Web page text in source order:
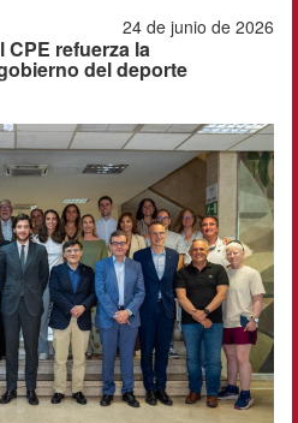
24 de junio de 2026
CPE refuerza la
del deporte